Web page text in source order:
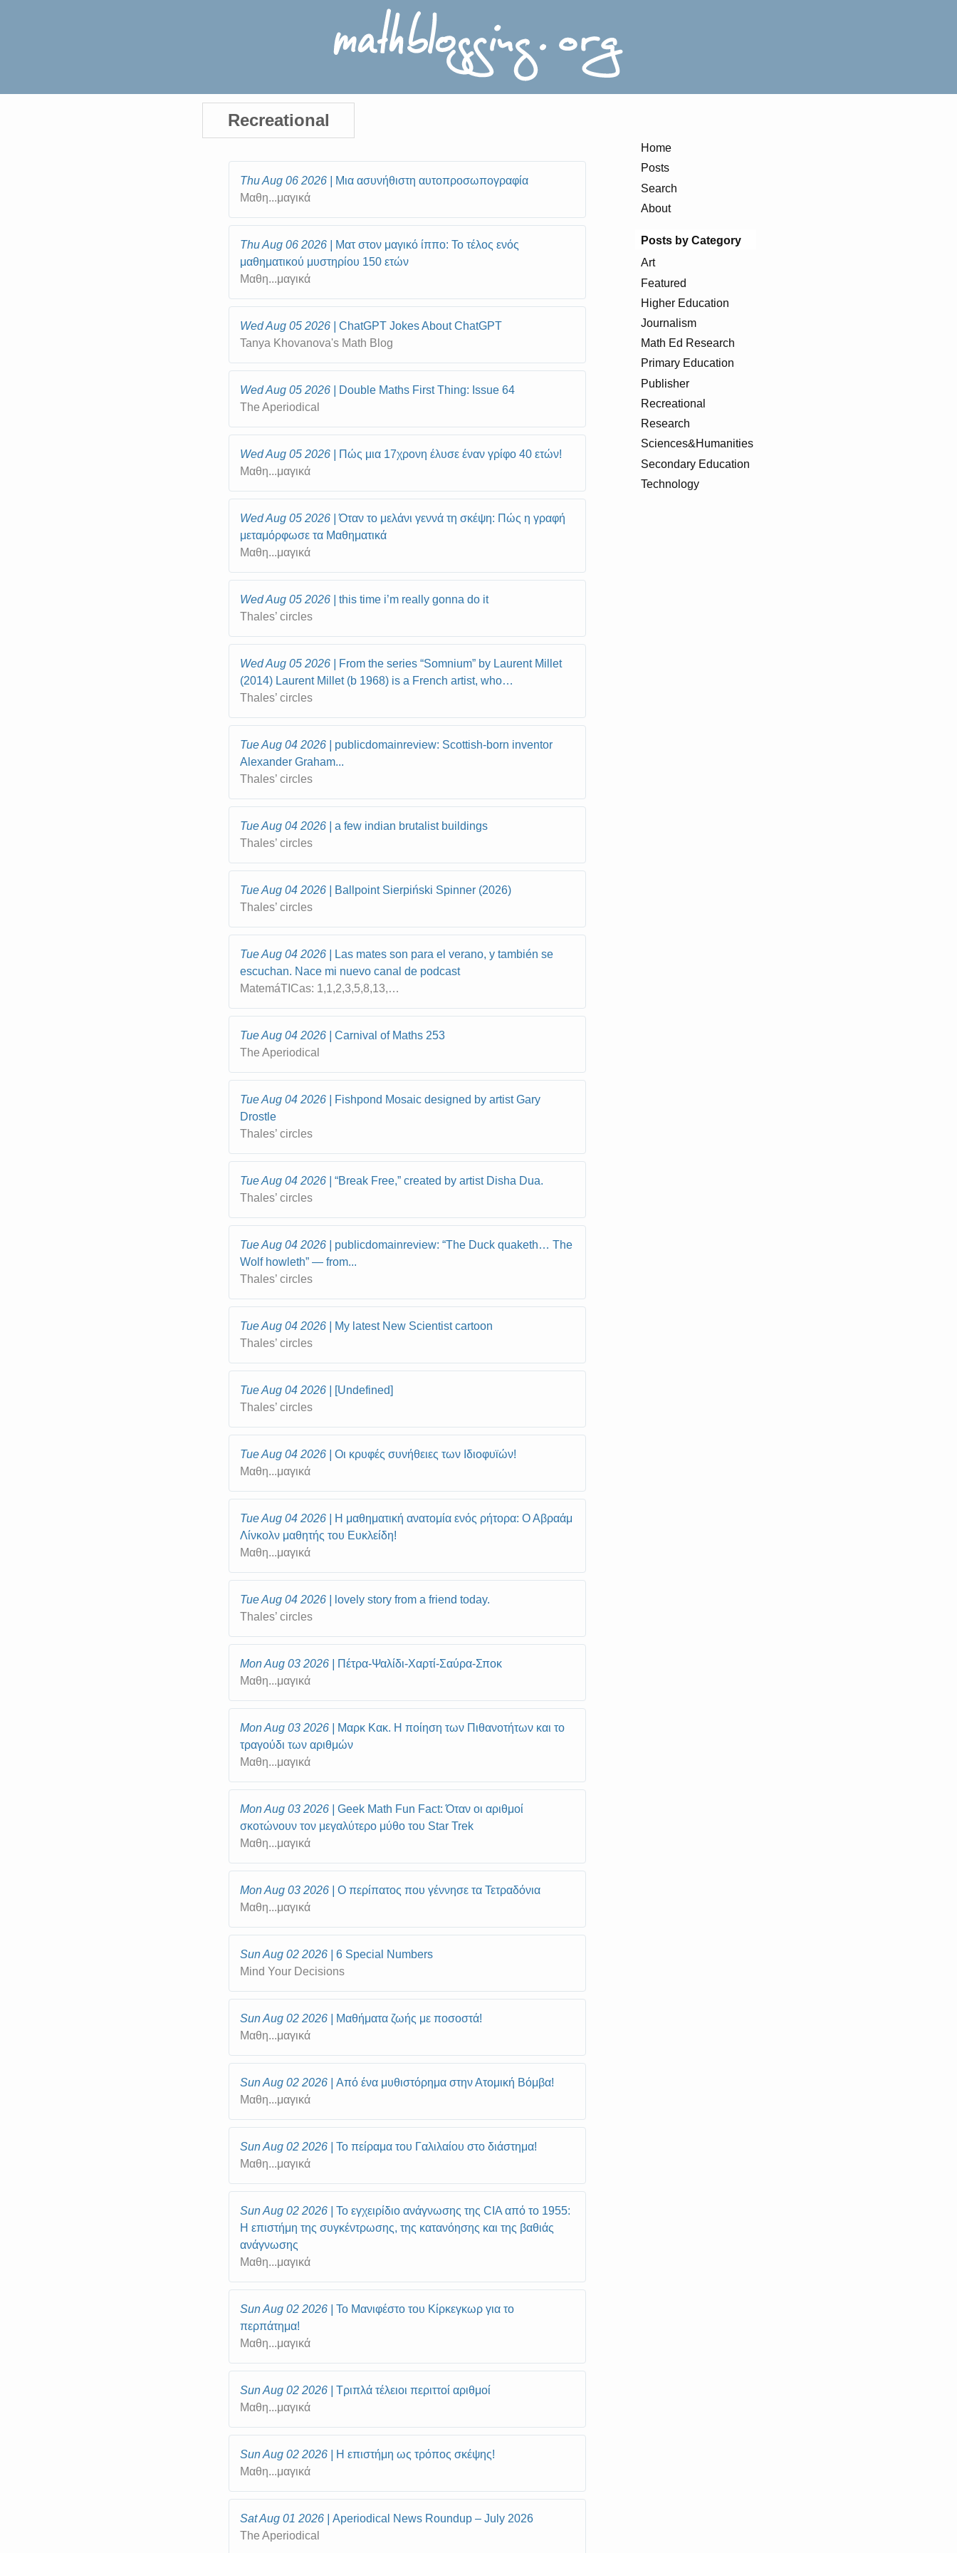
Home
Posts
Search
About
Posts by Category
Recreational
Thu Aug 06 2026
Μια ασυνήθιστη αυτοπροσωπογραφία
Μαθη...μαγικά
Thu Aug 06 2026
Ματ στον μαγικό ίππο: Το τέλος ενός
μαθηματικού μυστηρίου 150 ετών
Μαθη...μαγικά
Wed Aug 05 2026
ChatGPT Jokes About ChatGPT
Tanya Khovanova's Math Blog
Wed Aug 05 2026
Double Maths First Thing: Issue 64
The Aperiodical
Wed Aug 05 2026
Πώς μια 17χρονη έλυσε έναν γρίφο 40 ετών!
Μαθη...μαγικά
Wed Aug 05 2026
Όταν το μελάνι γεννά τη σκέψη: Πώς η γραφή
μεταμόρφωσε τα Μαθηματικά
Μαθη...μαγικά
Wed Aug 05 2026
this time i’m really gonna do it
Thales’ circles
Wed Aug 05 2026
From the series “Somnium” by Laurent Millet
(2014) Laurent Millet (b 1968) is a French artist, who…
Thales’ circles
Tue Aug 04 2026
publicdomainreview: Scottish-born inventor
Alexander Graham...
Thales’ circles
Tue Aug 04 2026
a few indian brutalist buildings
Thales’ circles
Tue Aug 04 2026
Ballpoint Sierpiński Spinner (2026)
Thales’ circles
Tue Aug 04 2026
Las mates son para el verano, y también se
escuchan. Nace mi nuevo canal de podcast
MatemáTICas: 1,1,2,3,5,8,13,…
Tue Aug 04 2026
Carnival of Maths 253
The Aperiodical
Tue Aug 04 2026
Fishpond Mosaic designed by artist Gary
Drostle
Thales’ circles
Tue Aug 04 2026
“Break Free,” created by artist Disha Dua.
Thales’ circles
Tue Aug 04 2026
publicdomainreview: “The Duck quaketh… The
Wolf howleth” — from...
Thales’ circles
Tue Aug 04 2026
My latest New Scientist cartoon
Thales’ circles
Tue Aug 04 2026
[Undefined]
Thales’ circles
Tue Aug 04 2026
Οι κρυφές συνήθειες των Ιδιοφυϊών!
Μαθη...μαγικά
Tue Aug 04 2026
Η μαθηματική ανατομία ενός ρήτορα: Ο Αβραάμ
Λίνκολν μαθητής του Ευκλείδη!
Μαθη...μαγικά
Tue Aug 04 2026
lovely story from a friend today.
Thales’ circles
Mon Aug 03 2026
Πέτρα-Ψαλίδι-Χαρτί-Σαύρα-Σποκ
Μαθη...μαγικά
Mon Aug 03 2026
Μαρκ Κακ. Η ποίηση των Πιθανοτήτων και το
τραγούδι των αριθμών
Μαθη...μαγικά
Mon Aug 03 2026
Geek Math Fun Fact: Όταν οι αριθμοί
σκοτώνουν τον μεγαλύτερο μύθο του Star Trek
Μαθη...μαγικά
Mon Aug 03 2026
Ο περίπατος που γέννησε τα Τετραδόνια
Μαθη...μαγικά
Sun Aug 02 2026
6 Special Numbers
Mind Your Decisions
Sun Aug 02 2026
Μαθήματα ζωής με ποσοστά!
Μαθη...μαγικά
Sun Aug 02 2026
Από ένα μυθιστόρημα στην Ατομική Βόμβα!
Μαθη...μαγικά
Sun Aug 02 2026
Το πείραμα του Γαλιλαίου στο διάστημα!
Μαθη...μαγικά
Sun Aug 02 2026
Το εγχειρίδιο ανάγνωσης της CIA από το 1955:
Η επιστήμη της συγκέντρωσης, της κατανόησης και της βαθιάς
ανάγνωσης
Μαθη...μαγικά
Sun Aug 02 2026
Το Μανιφέστο του Κίρκεγκωρ για το
περπάτημα!
Μαθη...μαγικά
Sun Aug 02 2026
Τριπλά τέλειοι περιττοί αριθμοί
Μαθη...μαγικά
Sun Aug 02 2026
Η επιστήμη ως τρόπος σκέψης!
Μαθη...μαγικά
Sat Aug 01 2026
Aperiodical News Roundup – July 2026
The Aperiodical
Art
Featured
Higher Education
Journalism
Math Ed Research
Primary Education
Publisher
Recreational
Research
Sciences&Humanities
Secondary Education
Technology